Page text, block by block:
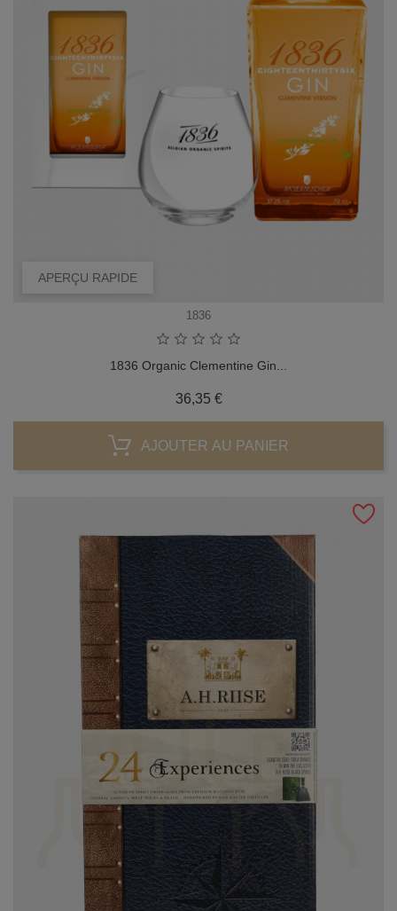
APERÇU RAPIDE
1836
1836 Organic Clementine Gin...
36,35 €Prix
AJOUTER AU PANIER